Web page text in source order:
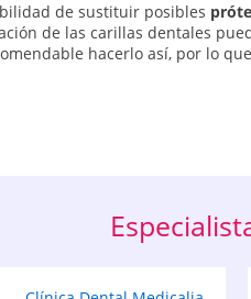
de sustituir posibles
de las carillas dentales
hacerlo así, por lo